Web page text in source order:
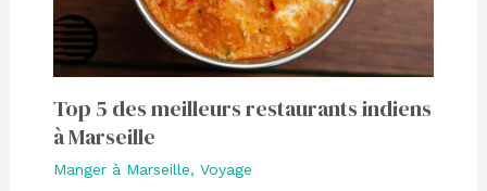
Top 5 des meilleurs restaurants indiens
à Marseille
Manger à Marseille, Voyage